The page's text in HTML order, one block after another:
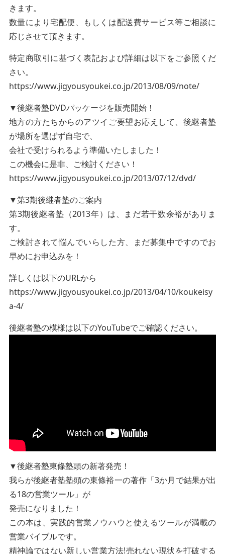
きます。
数量により宅配便、もしくは配送費サービス等ご相談に
応じさせて頂きます。
特定商取引に基づく表記および詳細は以下をご参照くだ
さい。
https://www.jigyousyoukei.co.jp/2013/08/09/note/
▼後継者塾DVDパッケージを販売開始！
地方の方たちからのアツイご要望お応えして、後継者塾
が場所を選ばず自宅で、
会社で受けられるよう準備いたしました！
この機会に是非、ご検討ください！
https://www.jigyousyoukei.co.jp/2013/07/12/dvd/
▼第3期後継者塾のご案内
第3期後継者塾（2013年）は、まだ若干数余裕がありま
す。
ご検討されて悩んでいらした方、まだ募集中ですのでお
早めにお申込みを！
詳しくは以下のURLから
https://www.jigyousyoukei.co.jp/2013/04/10/koukeisy
a-4/
後継者塾の模様は以下のYouTubeでご確認ください。
▼後継者塾東條塾頭の新著発売！
我らが後継者塾塾頭の東條裕一の著作「3か月で結果が出
る18の営業ツール」が
発売になりました！
この本は、実践的営業ノウハウと使えるツールが満載の
営業バイブルです。
精神論ではない新しい営業方法!売れない現状を打破する